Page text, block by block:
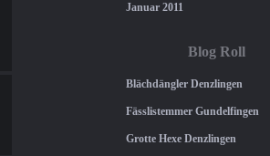
Januar 2011
Blog Roll
Blächdängler Denzlingen
Fässlistemmer Gundelfingen
Grotte Hexe Denzlingen